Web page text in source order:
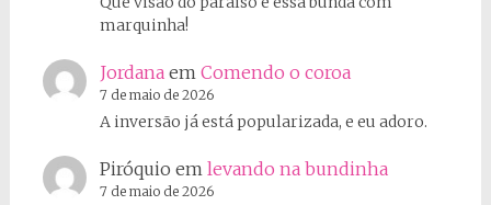
marquinha!
Jordanaem Comendo o coroa
7 de maio de 2026
A inversão já está popularizada, e eu adoro.
Piróquio em levando na bundinha
7 de maio de 2026